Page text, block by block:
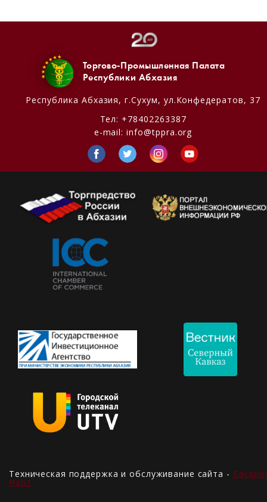
Торгово-Промышленная Палата
Республики Абхазия
Республика Абхазия, г.Сухум, ул.Конфедератов, 37
Тел: +78402263387
e-mail:info@tppra.org
Техническая поддержка и обслуживание сайта -
Нарт